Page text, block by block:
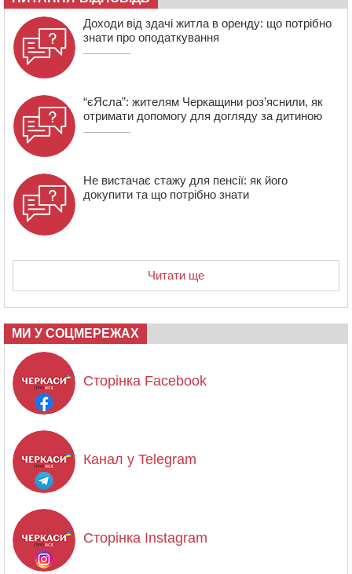
18:45 У Звенигородці влада заборонила проводити масові
заходи
18:07 Боксерка з Черкащини готується до чемпіонату
Європи серед молоді
Доходи від здачі житла в оренду: що потрібно
знати про оподаткування
“єЯсла”: жителям Черкащини роз’яснили, як
отримати допомогу для догляду за дитиною
Не вистачає стажу для пенсії: як його
докупити та що потрібно знати
Читати ще
МИ У СОЦМЕРЕЖАХ
Сторінка Facebook
Канал у Telegram
Сторінка Instagram